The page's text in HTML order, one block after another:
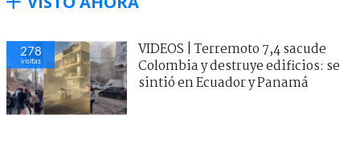
278
visitas
VIDEOS | Terremoto 7,4 sacude
Colombia y destruye edificios: se
sintió en Ecuador y Panamá